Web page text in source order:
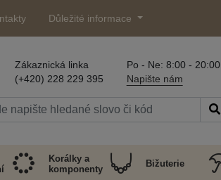
Důležité informace
Zákaznická linka
(+420) 228 229 395
Po - Ne: 8:00 - 20:00
Napište nám
Korálky a
komponenty
Bižuterie